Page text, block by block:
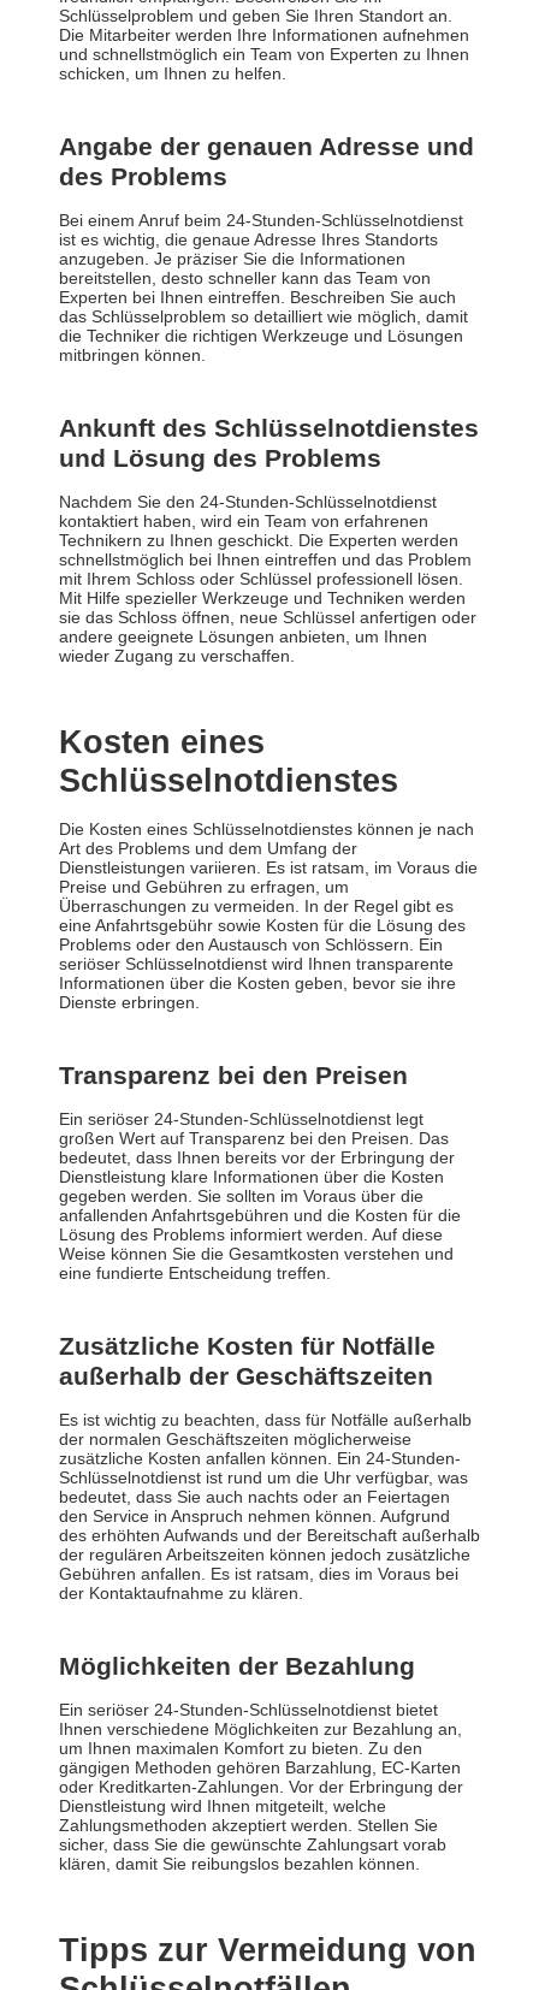
Schlüsselproblem und geben Sie Ihren Standort an.
Die Mitarbeiter werden Ihre Informationen aufnehmen
und schnellstmöglich ein Team von Experten zu Ihnen
schicken, um Ihnen zu helfen.
Angabe der genauen Adresse und
des Problems
Bei einem Anruf beim 24-Stunden-Schlüsselnotdienst
ist es wichtig, die genaue Adresse Ihres Standorts
anzugeben. Je präziser Sie die Informationen
bereitstellen, desto schneller kann das Team von
Experten bei Ihnen eintreffen. Beschreiben Sie auch
das Schlüsselproblem so detailliert wie möglich, damit
die Techniker die richtigen Werkzeuge und Lösungen
mitbringen können.
Ankunft des Schlüsselnotdienstes
und Lösung des Problems
Nachdem Sie den 24-Stunden-Schlüsselnotdienst
kontaktiert haben, wird ein Team von erfahrenen
Technikern zu Ihnen geschickt. Die Experten werden
schnellstmöglich bei Ihnen eintreffen und das Problem
mit Ihrem Schloss oder Schlüssel professionell lösen.
Mit Hilfe spezieller Werkzeuge und Techniken werden
sie das Schloss öffnen, neue Schlüssel anfertigen oder
andere geeignete Lösungen anbieten, um Ihnen
wieder Zugang zu verschaffen.
Kosten eines
Schlüsselnotdienstes
Die Kosten eines Schlüsselnotdienstes können je nach
Art des Problems und dem Umfang der
Dienstleistungen variieren. Es ist ratsam, im Voraus die
Preise und Gebühren zu erfragen, um
Überraschungen zu vermeiden. In der Regel gibt es
eine Anfahrtsgebühr sowie Kosten für die Lösung des
Problems oder den Austausch von Schlössern. Ein
seriöser Schlüsselnotdienst wird Ihnen transparente
Informationen über die Kosten geben, bevor sie ihre
Dienste erbringen.
Transparenz bei den Preisen
Ein seriöser 24-Stunden-Schlüsselnotdienst legt
großen Wert auf Transparenz bei den Preisen. Das
bedeutet, dass Ihnen bereits vor der Erbringung der
Dienstleistung klare Informationen über die Kosten
gegeben werden. Sie sollten im Voraus über die
anfallenden Anfahrtsgebühren und die Kosten für die
Lösung des Problems informiert werden. Auf diese
Weise können Sie die Gesamtkosten verstehen und
eine fundierte Entscheidung treffen.
Zusätzliche Kosten für Notfälle
außerhalb der Geschäftszeiten
Es ist wichtig zu beachten, dass für Notfälle außerhalb
der normalen Geschäftszeiten möglicherweise
zusätzliche Kosten anfallen können. Ein 24-Stunden-
Schlüsselnotdienst ist rund um die Uhr verfügbar, was
bedeutet, dass Sie auch nachts oder an Feiertagen
den Service in Anspruch nehmen können. Aufgrund
des erhöhten Aufwands und der Bereitschaft außerhalb
der regulären Arbeitszeiten können jedoch zusätzliche
Gebühren anfallen. Es ist ratsam, dies im Voraus bei
der Kontaktaufnahme zu klären.
Möglichkeiten der Bezahlung
Ein seriöser 24-Stunden-Schlüsselnotdienst bietet
Ihnen verschiedene Möglichkeiten zur Bezahlung an,
um Ihnen maximalen Komfort zu bieten. Zu den
gängigen Methoden gehören Barzahlung, EC-Karten
oder Kreditkarten-Zahlungen. Vor der Erbringung der
Dienstleistung wird Ihnen mitgeteilt, welche
Zahlungsmethoden akzeptiert werden. Stellen Sie
sicher, dass Sie die gewünschte Zahlungsart vorab
klären, damit Sie reibungslos bezahlen können.
Tipps zur Vermeidung von